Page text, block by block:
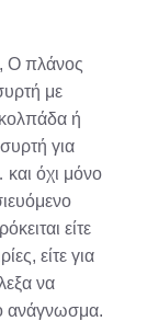
Ο πλάνος
με
ή
για
όχι μόνο
είτε
είτε για
να
ανάγνωσμα.